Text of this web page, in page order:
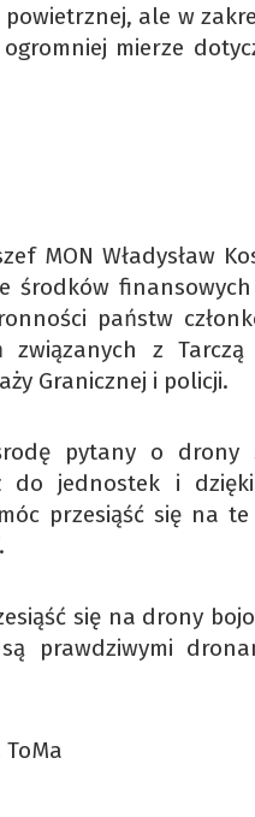
ale w
mierze
MON Władysław
środków
państw
związanych z
Granicznej i policji.
pytany o drony
jednostek i
przesiąść się na
się na drony
prawdziwymi